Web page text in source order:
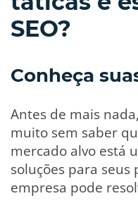
SEO?
Conheça
Antes de mais
muito sem saber
mercado alvo está
soluções para
empresa pode